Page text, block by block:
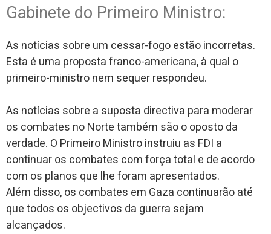
Gabinete do Primeiro Ministro:
As notícias sobre um cessar-fogo estão incorretas.
Esta é uma proposta franco-americana, à qual o
primeiro-ministro nem sequer respondeu.
As notícias sobre a suposta directiva para moderar
os combates no Norte também são o oposto da
verdade. O Primeiro Ministro instruiu as FDI a
continuar os combates com força total e de acordo
com os planos que lhe foram apresentados.
Além disso, os combates em Gaza continuarão até
que todos os objectivos da guerra sejam
alcançados.